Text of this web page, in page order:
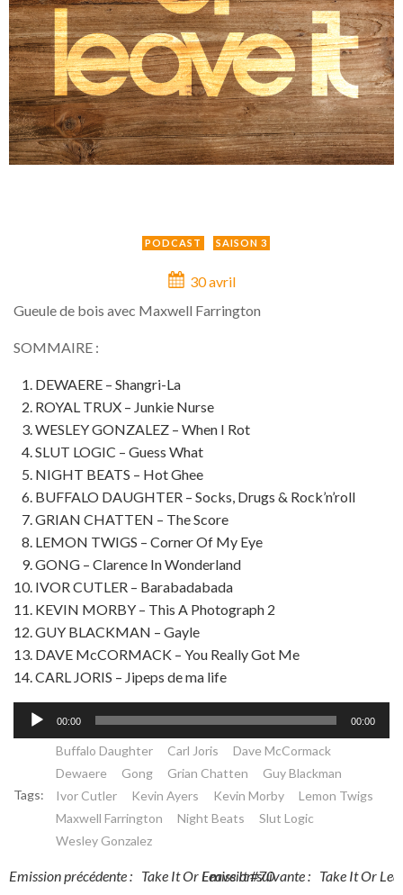
PODCAST SAISON 3
30 avril
Gueule de bois avec Maxwell Farrington
SOMMAIRE :
DEWAERE – Shangri-La
ROYAL TRUX – Junkie Nurse
WESLEY GONZALEZ – When I Rot
SLUT LOGIC – Guess What
NIGHT BEATS – Hot Ghee
BUFFALO DAUGHTER – Socks, Drugs & Rock’n’roll
GRIAN CHATTEN – The Score
LEMON TWIGS – Corner Of My Eye
GONG – Clarence In Wonderland
IVOR CUTLER – Barabadabada
KEVIN MORBY – This A Photograph 2
GUY BLACKMAN – Gayle
DAVE McCORMACK – You Really Got Me
CARL JORIS – Jipeps de ma life
Lecteur
audio
00:00 00:00
Tags:
Buffalo Daughter Carl Joris
Dave McCormack
Dewaere
Gong Grian Chatten
Guy Blackman
Ivor Cutler
Kevin Ayers Kevin Morby
Lemon Twigs
Maxwell Farrington
Night Beats
Slut Logic
Wesley Gonzalez
Post
Emission précédente : Take It Or Leave It #70
Post
Emission suivante : Take It Or